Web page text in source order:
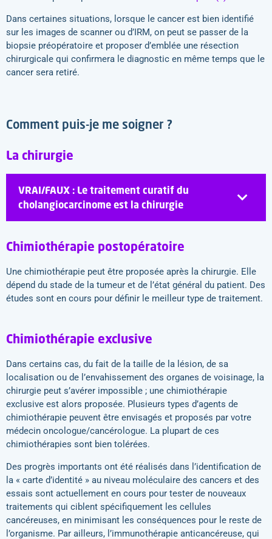
Dans certaines situations, lorsque le cancer est bien identifié
sur les images de scanner ou d’IRM, on peut se passer de la
biopsie préopératoire et proposer d’emblée une résection
chirurgicale qui confirmera le diagnostic en même temps que le
cancer sera retiré.
Comment puis-je me soigner ?
La chirurgie
VRAI/FAUX : Le traitement curatif du
cholangiocarcinome est la chirurgie
Chimiothérapie postopératoire
Une chimiothérapie peut être proposée après la chirurgie. Elle
dépend du stade de la tumeur et de l’état général du patient. Des
études sont en cours pour définir le meilleur type de traitement.
Chimiothérapie exclusive
Dans certains cas, du fait de la taille de la lésion, de sa
localisation ou de l’envahissement des organes de voisinage, la
chirurgie peut s’avérer impossible ; une chimiothérapie
exclusive est alors proposée. Plusieurs types d’agents de
chimiothérapie peuvent être envisagés et proposés par votre
médecin oncologue/cancérologue. La plupart de ces
chimiothérapies sont bien tolérées.
Des progrès importants ont été réalisés dans l’identification de
la « carte d’identité » au niveau moléculaire des cancers et des
essais sont actuellement en cours pour tester de nouveaux
traitements qui ciblent spécifiquement les cellules
cancéreuses, en minimisant les conséquences pour le reste de
l’organisme. Par ailleurs, l’immunothérapie anticancéreuse, qui